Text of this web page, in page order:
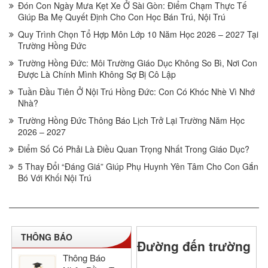
Đón Con Ngày Mưa Kẹt Xe Ở Sài Gòn: Điểm Chạm Thực Tế
Giúp Ba Mẹ Quyết Định Cho Con Học Bán Trú, Nội Trú
Quy Trình Chọn Tổ Hợp Môn Lớp 10 Năm Học 2026 – 2027 Tại
Trường Hồng Đức
Trường Hồng Đức: Môi Trường Giáo Dục Không So Bì, Nơi Con
Được Là Chính Mình Không Sợ Bị Cô Lập
Tuần Đầu Tiên Ở Nội Trú Hồng Đức: Con Có Khóc Nhè Vì Nhớ
Nhà?
Trường Hồng Đức Thông Báo Lịch Trở Lại Trường Năm Học
2026 – 2027
Điểm Số Có Phải Là Điều Quan Trọng Nhất Trong Giáo Dục?
5 Thay Đổi “Đáng Giá” Giúp Phụ Huynh Yên Tâm Cho Con Gắn
Bó Với Khối Nội Trú
THÔNG BÁO
Thông Báo
Đường đến trường